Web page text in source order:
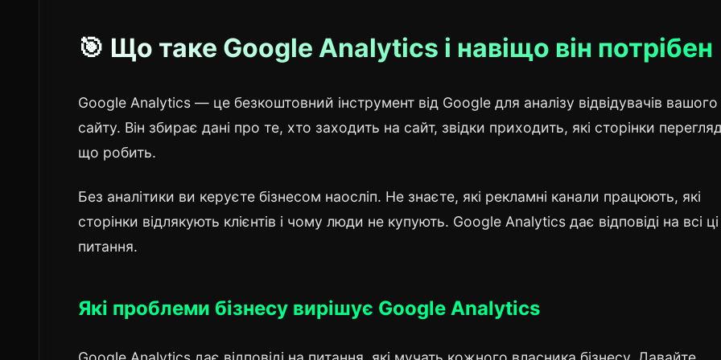
🎯 Що таке Google Analytics і навіщо він потрібен
Google Analytics — це безкоштовний інструмент від Google для аналізу відвідувачів вашого
сайту. Він збирає дані про те, хто заходить на сайт, звідки приходить, які сторінки
що робить.
Без аналітики ви керуєте бізнесом наосліп. Не знаєте, які рекламні канали працюють, які
сторінки відлякують клієнтів і чому люди не купують. Google Analytics дає відповіді на всі ці
питання.
Які проблеми бізнесу вирішує Google Analytics